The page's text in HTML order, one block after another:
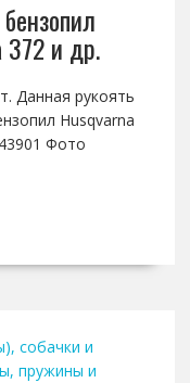
372 и др.
Данная рукоять
Husqvarna
Фото
собачки и
пружины и